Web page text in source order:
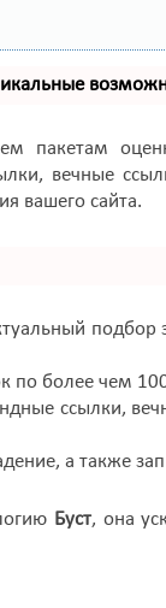
пакетам
вечные
вашего сайта.
подбор
по более чем
ссылки,
а также
Буст, она